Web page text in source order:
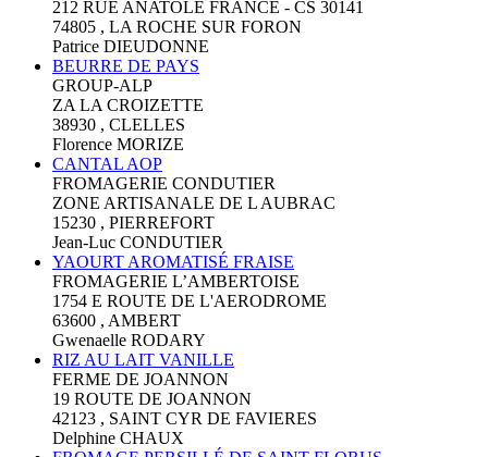
212 RUE ANATOLE FRANCE - CS 30141
74805 , LA ROCHE SUR FORON
Patrice DIEUDONNE
BEURRE DE PAYS
GROUP-ALP
ZA LA CROIZETTE
38930 , CLELLES
Florence MORIZE
CANTAL AOP
FROMAGERIE CONDUTIER
ZONE ARTISANALE DE L AUBRAC
15230 , PIERREFORT
Jean-Luc CONDUTIER
YAOURT AROMATISÉ FRAISE
FROMAGERIE L’AMBERTOISE
1754 E ROUTE DE L'AERODROME
63600 , AMBERT
Gwenaelle RODARY
RIZ AU LAIT VANILLE
FERME DE JOANNON
19 ROUTE DE JOANNON
42123 , SAINT CYR DE FAVIERES
Delphine CHAUX